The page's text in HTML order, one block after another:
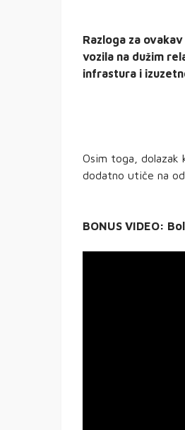
Razloga za
vozila na dužim
infrastura i
Osim toga, dolazak
dodatno utiče na
BONUS VIDEO: